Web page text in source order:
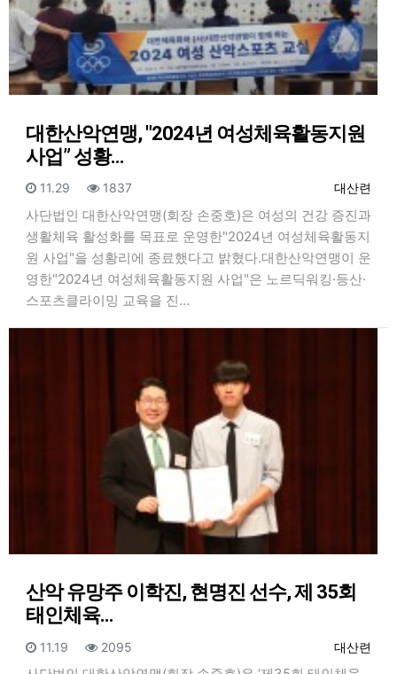
대한산악연맹, "2024년 여성체육활동지원
사업” 성황…
등록자
대산련
등록일
11.29 조회
1837
​사단법인 대한산악연맹(회장 손중호)은 여성의 건강 증진과
생활체육 활성화를 목표로 운영한"2024년 여성체육활동지
원 사업"을 성황리에 종료했다고 밝혔다.대한산악연맹이 운
영한"2024년 여성체육활동지원 사업"은 노르딕워킹·등산·
스포츠클라이밍 교육을 진…
산악 유망주 이학진, 현명진 선수, 제 35회
태인체육…
등록자
대산련
등록일
11.19 조회
2095